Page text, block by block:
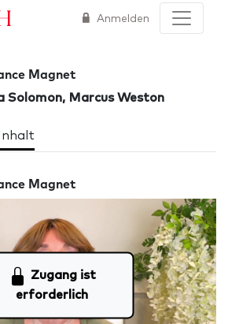
Anmelden
Magnet
Solomon, Marcus Weston
Inhalt
Magnet
Zugang ist
erforderlich